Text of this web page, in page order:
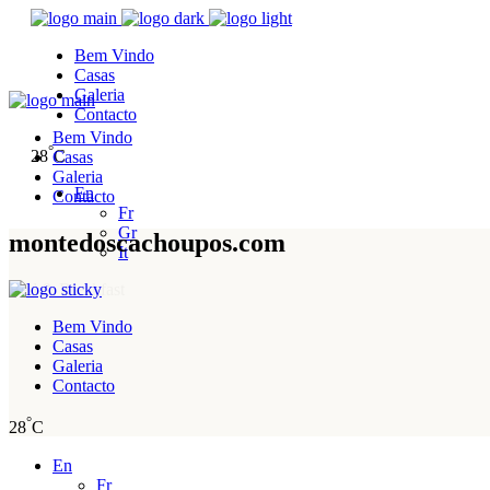
Bem Vindo
Casas
Galeria
Contacto
28°C
En
Fr
Gr
It
Bem Vindo
Casas
Galeria
Contacto
28°C
En
Fr
Bem Vindo
Casas
Galeria
Contacto
montedoscachoupos.com
Bed & Breakfast